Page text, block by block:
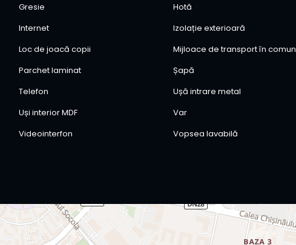
Gresie
Hotă
Internet
Izolație exterioară
Loc de joacă copii
Mijloace de transport în comun
Parchet laminat
Șapă
Telefon
Ușă intrare metal
Uși interior MDF
Var
Videointerfon
Vopsea lavabilă